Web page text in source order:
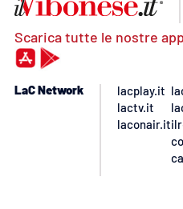
Scarica tutte le nostre
LaC Network
lacplay.it
lactv.it
laconair.it